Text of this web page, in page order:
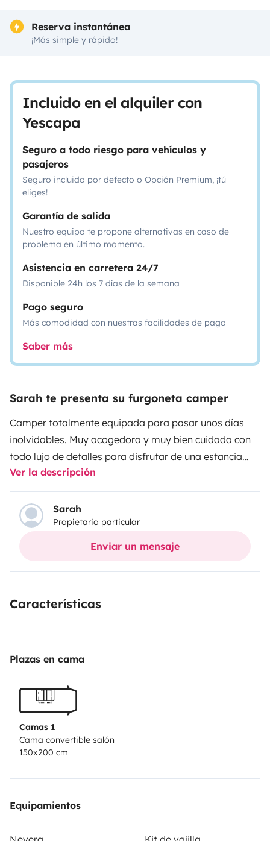
Reserva instantánea
¡Más simple y rápido!
Incluido en el alquiler con
Yescapa
Seguro a todo riesgo para vehículos y
pasajeros
Seguro incluido por defecto o Opción Premium, ¡tú
eliges!
Garantía de salida
Nuestro equipo te propone alternativas en caso de
problema en último momento.
Asistencia en carretera 24/7
Disponible 24h los 7 días de la semana
Pago seguro
Más comodidad con nuestras facilidades de pago
Saber más
Sarah te presenta su furgoneta camper
Camper totalmente equipada para pasar unos días
inolvidables. Muy acogedora y muy bien cuidada con
todo lujo de detalles para disfrutar de una estancia
agradable. Consta de frigorifico trivalente, 20l de agua
en deposito de aguas limpias y 20l deposito aguas
grises, Fregadero, Hornilla con 2 fuegos y bombona de
gas, Menaje de cocina, Potti independiente, Placa
solar, conección USB, calefacción Truma, cama
Ducha exterior (alcachofa extensible), Ducha portatil.
Ver la descripción
Sarah
Propietario particular
Enviar un mensaje
Características
Plazas en cama
Camas 1
Cama convertible salón
150x200 cm
Equipamientos